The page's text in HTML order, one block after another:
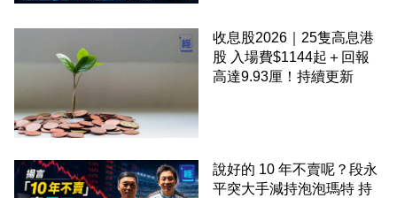
收息股2026｜25隻高息港
股 入場費$1144起＋回報
高達9.93厘！持續更新
說好的 10 年不賣呢？段永
平突大手減持泡泡瑪特 持